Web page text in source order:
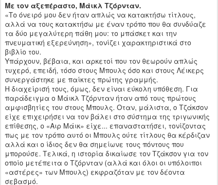
Με τον αξεπέραστο, Μάικλ Τζόρνταν.
«Το όνειρό μου δεν ήταν απλώς να κατακτήσω τίτλους,
αλλά να τους κατακτήσω με έναν τρόπο που θα συνδύαζε
τα δύο μεγαλύτερη πάθη μου: το μπάσκετ και την
πνευματική εξερεύνηση», τονίζει χαρακτηριστικά στο
βιβλίο του.
Υπάρχουν, βέβαια, και αρκετοί που τον θεωρούν απλώς
τυχερό, επειδή, τόσο στους Μπουλς όσο και στους Λέικερς
συνεργάστηκε με παίκτες πρώτης γραμμής.
Η διαχείρισή τους, όμως, δεν είναι εύκολη υπόθεση. Για
παράδειγμα ο Μάικλ Τζόρνταν ήταν από τους πρώτους
αμφισβητίες του στους Μπουλς. Οταν, μάλιστα, ο Τζάκσον
είχε επιχειρήσει να τον βάλει στο σύστημα της τριγωνικής
επίθεσης, ο «Αιρ Μάικ» είχε... επαναστατήσει, τονίζοντας
πως με τον τρόπο αυτό οι Μπουλς ούτε τίτλους θα κέρδιζαν
αλλά και ο ίδιος δεν θα σημείωνε τους πόντους που
μπορούσε. Τελικά, η ιστορία δικαίωσε τον Τζάκσον για τον
οποίο μετέπειτα ο Τζόρνταν (αλλά και όλοι οι υπόλοιποι
«αστέρες» των Μπουλς) εκφραζόταν με τον δέοντα
σεβασμό.